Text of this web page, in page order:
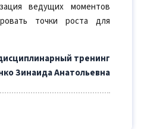
ведущих моментов
точки роста для
тренинг
Зинаида Анатольевна